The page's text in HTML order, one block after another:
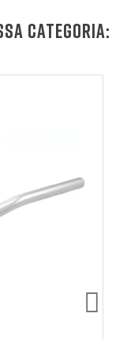
CATEGORIA: